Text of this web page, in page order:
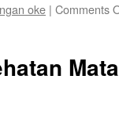
oke | Comments